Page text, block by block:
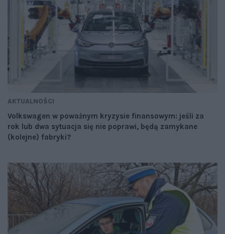
AKTUALNOŚCI
Volkswagen w poważnym kryzysie finansowym: jeśli za
rok lub dwa sytuacja się nie poprawi, będą zamykane
(kolejne) fabryki?